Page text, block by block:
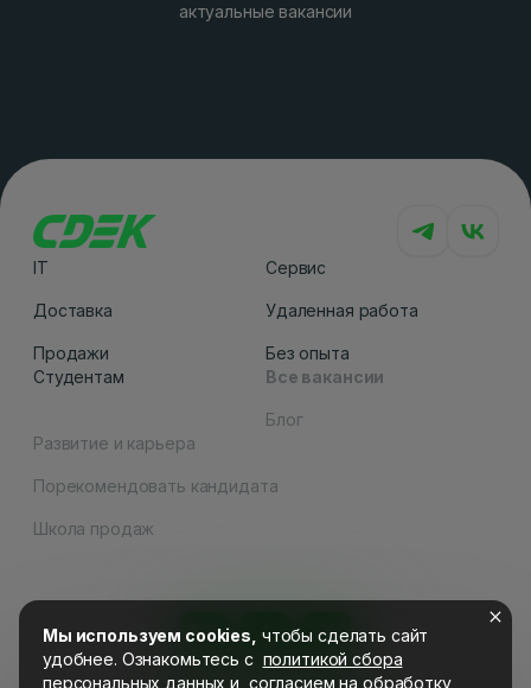
актуальные вакансии
Мы используем cookies, чтобы сделать сайт
удобнее. Ознакомьтесь c политикой сбора
персональных данных и согласием на обработку
IT
Доставка
Продажи
Сервис
Удаленная работа
Без опыта
Студентам
Все вакансии
Блог
Развитие и карьера
Порекомендовать кандидата
Школа продаж